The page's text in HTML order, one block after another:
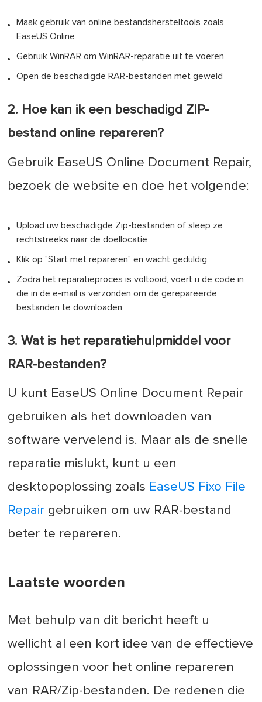
Maak gebruik van online bestandshersteltools zoals
EaseUS Online
Gebruik WinRAR om WinRAR-reparatie uit te voeren
Open de beschadigde RAR-bestanden met geweld
2. Hoe kan ik een beschadigd ZIP-
bestand online repareren?
Gebruik EaseUS Online Document Repair,
bezoek de website en doe het volgende:
Upload uw beschadigde Zip-bestanden of sleep ze
rechtstreeks naar de doellocatie
Klik op "Start met repareren" en wacht geduldig
Zodra het reparatieproces is voltooid, voert u de code in
die in de e-mail is verzonden om de gerepareerde
bestanden te downloaden
3. Wat is het reparatiehulpmiddel voor
RAR-bestanden?
U kunt EaseUS Online Document Repair
gebruiken als het downloaden van
software vervelend is. Maar als de snelle
reparatie mislukt, kunt u een
desktopoplossing zoals EaseUS Fixo File
Repair gebruiken om uw RAR-bestand
beter te repareren.
Laatste woorden
Met behulp van dit bericht heeft u
wellicht al een kort idee van de effectieve
oplossingen voor het online repareren
van RAR/Zip-bestanden. De redenen die